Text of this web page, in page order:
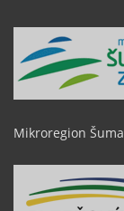
Mikroregion